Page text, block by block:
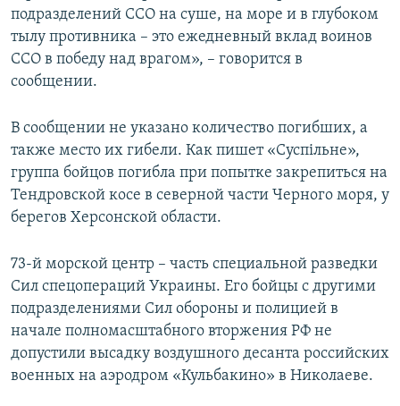
подразделений ССО на суше, на море и в глубоком
тылу противника – это ежедневный вклад воинов
ССО в победу над врагом», – говорится в
сообщении.
В сообщении не указано количество погибших, а
также место их гибели. Как пишет «Суспільне»,
группа бойцов погибла при попытке закрепиться на
Тендровской косе в северной части Черного моря, у
берегов Херсонской области.
73-й морской центр – часть специальной разведки
Сил спецопераций Украины. Его бойцы с другими
подразделениями Сил обороны и полицией в
начале полномасштабного вторжения РФ не
допустили высадку воздушного десанта российских
военных на аэродром «Кульбакино» в Николаеве.